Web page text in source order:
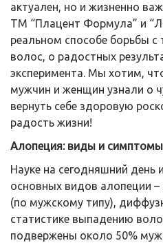
актуален, но и жизненно
ТМ “Плацент Формула” и
реальном способе борьбы
волос, о радостных
эксперимента. Мы хотим,
мужчин и женщин узнали о
вернуть себе здоровую
радость жизни!
Алопеция: виды и
Науке на сегодняшний день
основных видов алопеции –
(по мужскому типу),
статистике выпадению
подвержены около 50%